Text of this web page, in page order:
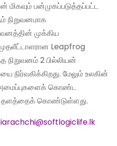
பன்முகப்படுத்தப்பட்ட
நிறுவனமாக
முக்கிய
Leapfrog
2 பில்லியன்
நிர்வகிக்கிறது. மேலும் உலகின்
அமைப்புகளைக் கொண்ட
தளத்தைக் கொண்டுள்ளது.